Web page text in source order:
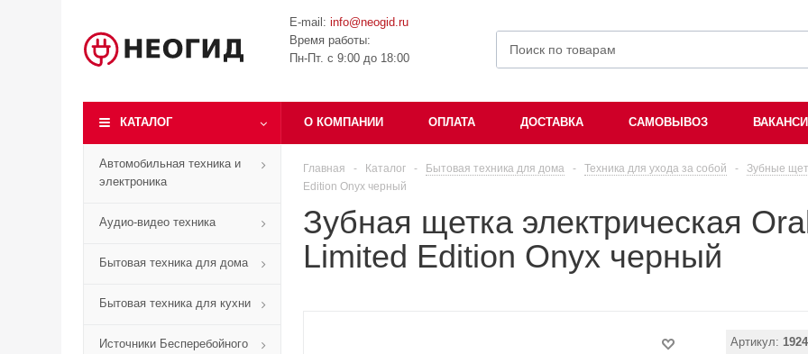
E-mail: info@neogid.ru
Время работы:
Пн-Пт. с 9:00 до 18:00
КАТАЛОГ О КОМПАНИИ ОПЛАТА ДОСТАВКА САМОВЫВОЗ
Автомобильная техника и
электроника
Аудио-видео техника
Бытовая техника для дома
Бытовая техника для кухни
Источники Бесперебойного
Главная - Каталог - Бытовая техника для дома - Техника для ухода за собой - Зубные
Edition Onyx черный
Зубная щетка электрическая
Limited Edition Onyx черный
Артикул: